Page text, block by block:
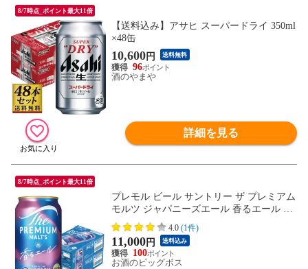
8/7時点_ポイント最大11倍
【送料込み】アサヒ スーパードライ 350ml
×48缶
10,600円 送料無料
96
酒のやまや
詳細を見る
8/7時点_ポイント最大11倍
プレモル ビール サントリー ザ プレミアム
モルツ ジャパニーズエール 香るエール 35
0ml×2ケース/48本《048》『IAS』【本州の
み 送料無料】
4.0 (1件)
11,000円 送料込み
100
お酒のビッグボス